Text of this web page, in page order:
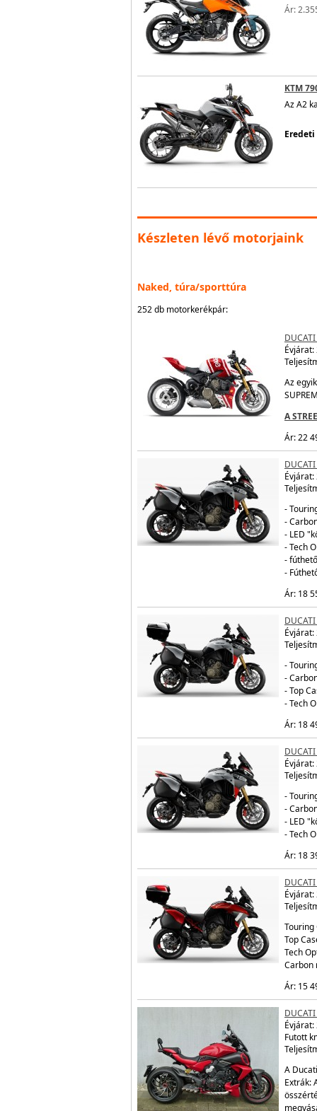
Ár:
KTM
Az A2
Eredeti
Készleten lévő motorjaink
Naked, túra/sporttúra
252 db motorkerékpár:
DUCATI
Évjárat:
Az
A
Ár: 22
Évjárat:
-
-
- LED
- Tech
-
-
Ár: 18
Évjárat:
-
-
- Top
- Tech
Ár: 18
Évjárat:
-
-
- LED
- Tech
Ár: 18
Évjárat:
Touring
Top
Tech
Carbon
Ár: 15
Évjárat:
Futott
A
Extrák: